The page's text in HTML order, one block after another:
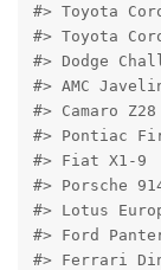
#> Toyota
#> Toyota
#> Dodge
#> AMC
#> Camaro
#> Pontiac
#> Fiat X1-9
#> Porsche
#> Lotus
#> Ford
#> Ferrari